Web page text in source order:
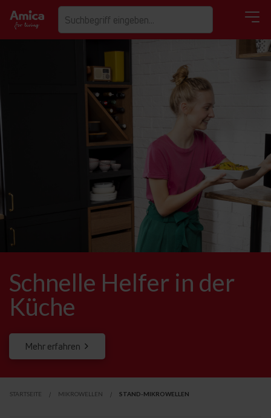
Schnelle Helfer in der
Küche
Mehr erfahren
STARTSEITE MIKROWELLEN STAND-MIKROWELLEN